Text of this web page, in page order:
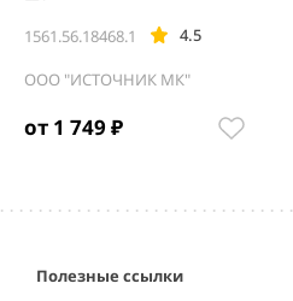
от 1 749 ₽
1561.56.18468.1 4.5
ООО "ИСТОЧНИК МК"
5
Полезные ссылки